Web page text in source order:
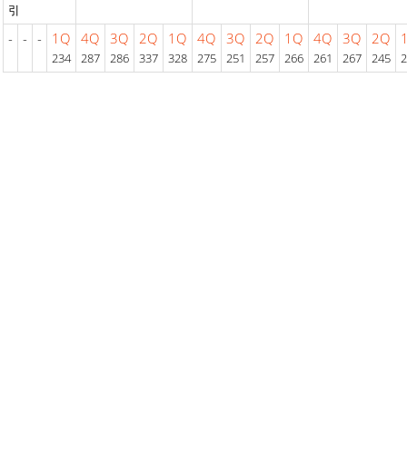
引
- - - 1Q
234
4Q
287
3Q
286
2Q
337
1Q
328
4Q
275
3Q
251
2Q
257
1Q
266
4Q
261
3Q
267
2Q
245